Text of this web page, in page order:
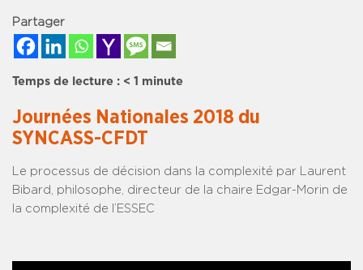
Partager
Temps de lecture : < 1 minute
Journées Nationales 2018 du
SYNCASS-CFDT
Le processus de décision dans la complexité par Laurent
Bibard, philosophe, directeur de la chaire Edgar-Morin de
la complexité de l’ESSEC